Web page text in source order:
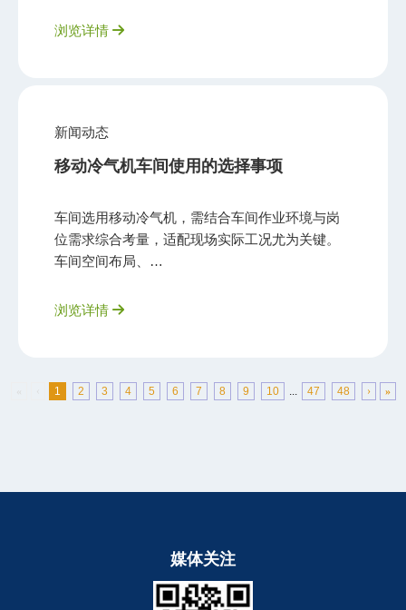
浏览详情
新闻动态
移动冷气机车间使用的选择事项
车间选用移动冷气机，需结合车间作业环境与岗
位需求综合考量，适配现场实际工况尤为关键。
车间空间布局、…
浏览详情
« ‹ 1 2 3 4 5 6 7 8 9 10 ... 47 48 › »
媒体关注